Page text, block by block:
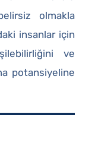
olmakla
insanlar için
ve
potansiyeline